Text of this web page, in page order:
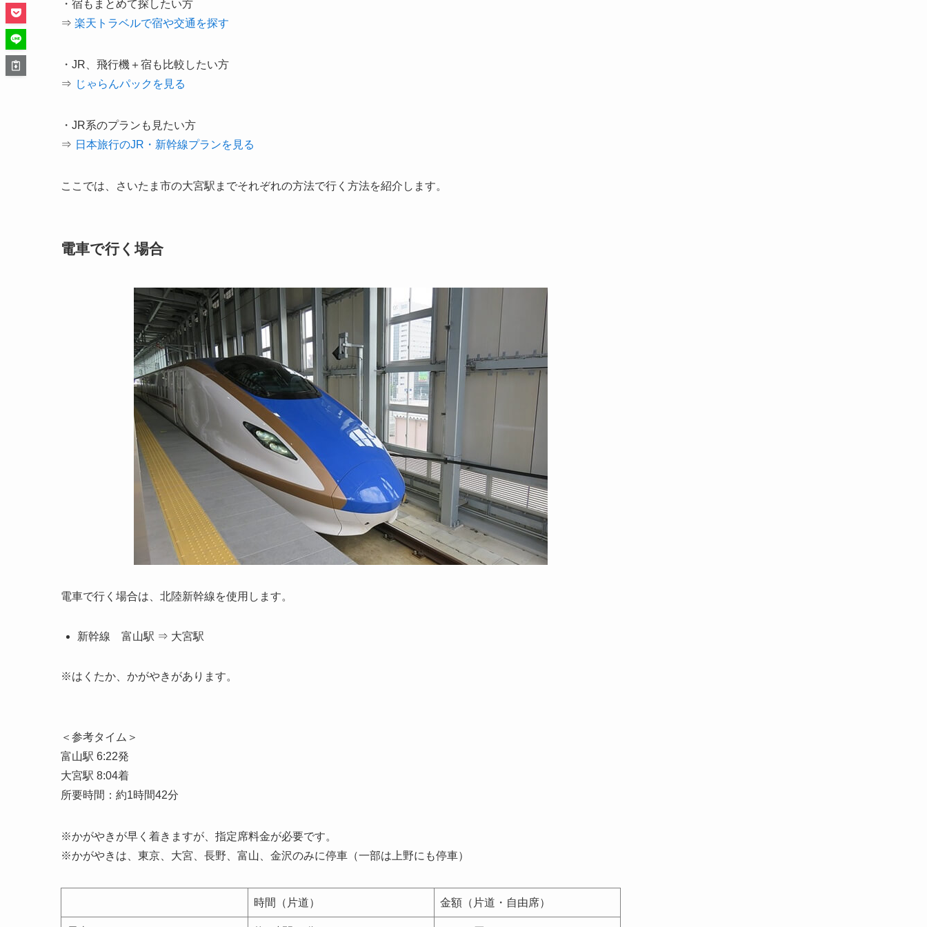
・宿もまとめて探したい方
⇒ 楽天トラベルで宿や交通を探す
・JR、飛行機＋宿も比較したい方
⇒ じゃらんパックを見る
・JR系のプランも見たい方
⇒ 日本旅行のJR・新幹線プランを見る
ここでは、さいたま市の大宮駅までそれぞれの方法で行く方法を紹介します。
電車で行く場合
電車で行く場合は、北陸新幹線を使用します。
新幹線 富山駅 ⇒ 大宮駅
※はくたか、かがやきがあります。
＜参考タイム＞
富山駅 6:22発
大宮駅 8:04着
所要時間：約1時間42分
※かがやきが早く着きますが、指定席料金が必要です。
※かがやきは、東京、大宮、長野、富山、金沢のみに停車（一部は上野にも停車）
時間（片道） 金額（片道・自由席）